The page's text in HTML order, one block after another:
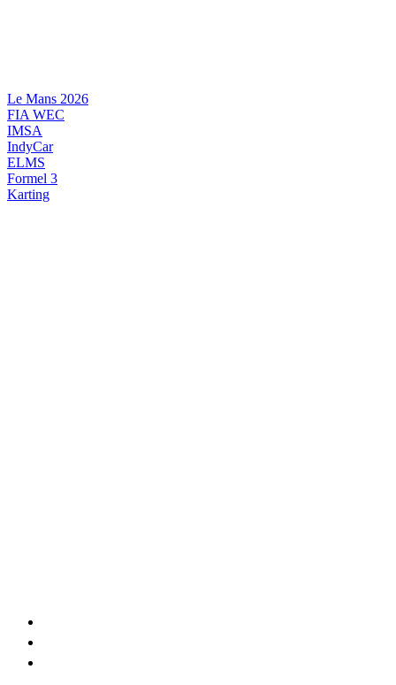
Le Mans 2026
FIA WEC
IMSA
IndyCar
ELMS
Formel 3
Karting